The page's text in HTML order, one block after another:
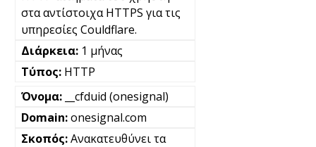
στα αντίστοιχα HTTPS για τις
υπηρεσίες Couldflare.
1 μήνας
HTTP
__cfduid (onesignal)
onesignal.com
Ανακατευθύνει τα